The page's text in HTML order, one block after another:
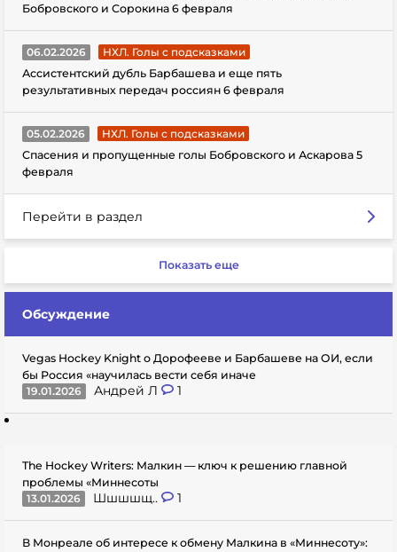
Бобровского и Сорокина 6 февраля
06.02.2026
НХЛ. Голы с подсказками
Ассистентский дубль Барбашева и еще пять
результативных передач россиян 6 февраля
05.02.2026
НХЛ. Голы с подсказками
Спасения и пропущенные голы Бобровского и Аскарова 5
февраля
Перейти в раздел
Показать еще
Обсуждение
Vegas Hockey Knight о Дорофееве и Барбашеве на ОИ, если
бы Россия «научилась вести себя иначе
19.01.2026
Андрей Л 1
The Hockey Writers: Малкин — ключ к решению главной
проблемы «Миннесоты
13.01.2026
Шшшшщ.. 1
В Монреале об интересе к обмену Малкина в «Миннесоту»: